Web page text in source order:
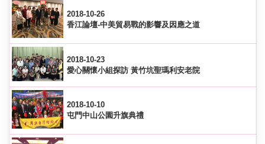
2018-10-26
香江論壇-中美貿易戰的影響及因應之道
2018-10-23
愛心關懷小組探訪 黃竹坑聖瑪利安老院
2018-10-10
屯門中山公園升旗典禮